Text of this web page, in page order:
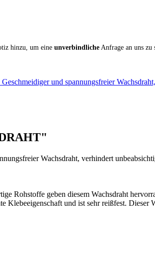
hinzu, um eine unverbindliche Anfrage an uns zu
und spannungsfreier
Wachsdraht, verhindert
Rohstoffe geben diesem Wachsdraht
Klebeeigenschaft und ist sehr reißfest.